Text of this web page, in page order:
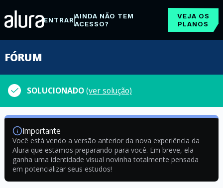
ENTRARAINDA NÃO TEM
ACESSO?
VEJA OS
PLANOS
FÓRUM
SOLUCIONADO(ver solução)
Importante
Você está vendo a versão anterior da nova experiência da
Alura que estamos preparando para você. Em breve, ela
ganha uma identidade visual novinha totalmente pensada
em potencializar seus estudos!